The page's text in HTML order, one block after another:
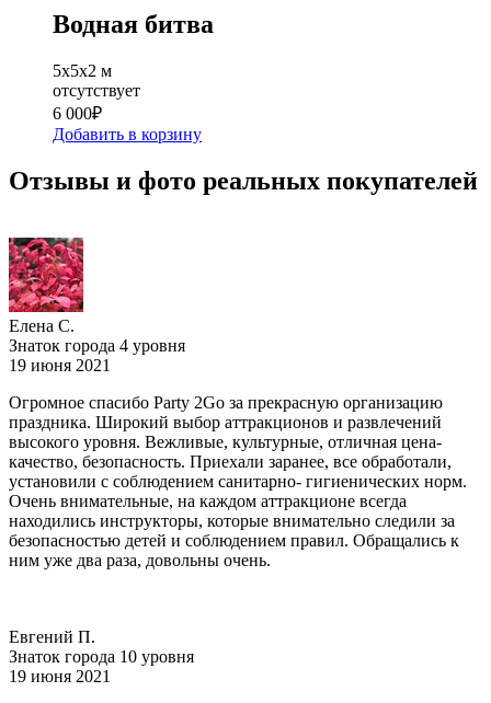
Водная битва
5х5х2 м
отсутствует
6 000₽
Добавить в корзину
Отзывы и фото реальных покупателей
Елена С.
Знаток города 4 уровня
19 июня 2021
Огромное спасибо Party 2Go за прекрасную организацию
праздника. Широкий выбор аттракционов и развлечений
высокого уровня. Вежливые, культурные, отличная цена-
качество, безопасность. Приехали заранее, все обработали,
установили с соблюдением санитарно- гигиенических норм.
Очень внимательные, на каждом аттракционе всегда
находились инструкторы, которые внимательно следили за
безопасностью детей и соблюдением правил. Обращались к
ним уже два раза, довольны очень.
Евгений П.
Знаток города 10 уровня
19 июня 2021